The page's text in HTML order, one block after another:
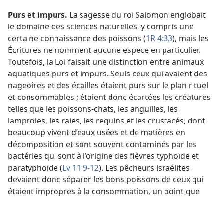
Purs et impurs. La sagesse du roi Salomon englobait
le domaine des sciences naturelles, y compris une
certaine connaissance des poissons (1R 4:33), mais les
Écritures ne nomment aucune espèce en particulier.
Toutefois, la Loi faisait une distinction entre animaux
aquatiques purs et impurs. Seuls ceux qui avaient des
nageoires et des écailles étaient purs sur le plan rituel
et consommables ; étaient donc écartées les créatures
telles que les poissons-chats, les anguilles, les
lamproies, les raies, les requins et les crustacés, dont
beaucoup vivent d’eaux usées et de matières en
décomposition et sont souvent contaminés par les
bactéries qui sont à l’origine des fièvres typhoïde et
paratyphoïde (Lv 11:9-12). Les pêcheurs israélites
devaient donc séparer les bons poissons de ceux qui
étaient impropres à la consommation, un point que